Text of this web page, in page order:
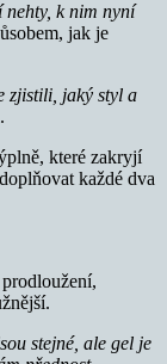
nehty, k nim nyní
jak je
zjistili, jaký styl a
které zakryjí
každé dva
stejné, ale gel je